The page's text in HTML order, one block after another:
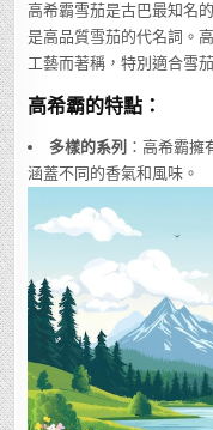
高希霸雪茄是古巴最知名
是高品質雪茄的代名詞。
工藝而著稱，特別適合雪
高希霸的特點：
多樣的系列 ：高希霸
涵蓋不同的香氣和風味。